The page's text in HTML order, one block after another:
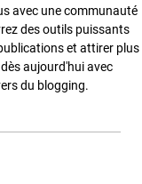
avec une communauté
des outils puissants
et attirer plus
aujourd'hui avec
du blogging.